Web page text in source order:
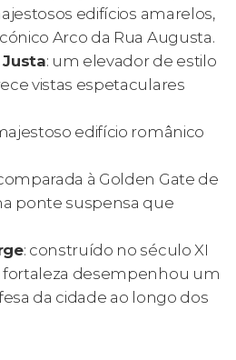
edifícios amarelos,
Arco da Rua Augusta.
Justa: um elevador de estilo
vistas espetaculares
edifício românico
à Golden Gate de
ponte suspensa que
: construído no século XI
fortaleza desempenhou um
da cidade ao longo dos